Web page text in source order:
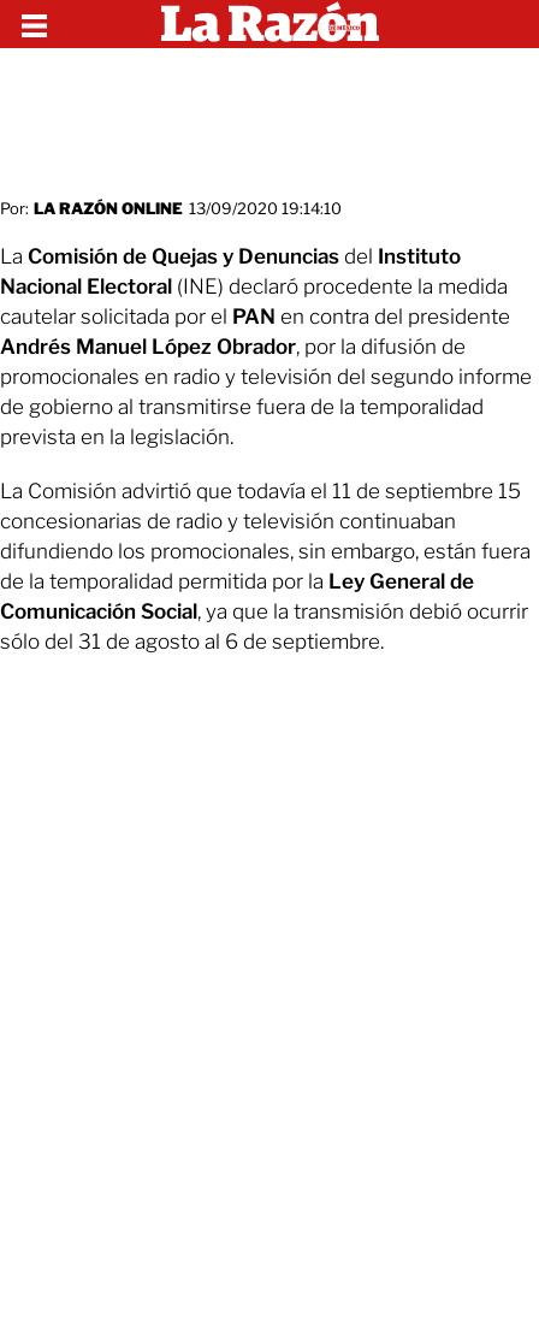
Por: LA RAZÓN ONLINE 13/09/2020 19:14:10
La Comisión de Quejas y Denuncias del Instituto
Nacional Electoral (INE) declaró procedente la medida
cautelar solicitada por el PAN en contra del presidente
Andrés Manuel López Obrador, por la difusión de
promocionales en radio y televisión del segundo informe
de gobierno al transmitirse fuera de la temporalidad
prevista en la legislación.
La Comisión advirtió que todavía el 11 de septiembre 15
concesionarias de radio y televisión continuaban
difundiendo los promocionales, sin embargo, están fuera
de la temporalidad permitida por la Ley General de
Comunicación Social, ya que la transmisión debió ocurrir
sólo del 31 de agosto al 6 de septiembre.